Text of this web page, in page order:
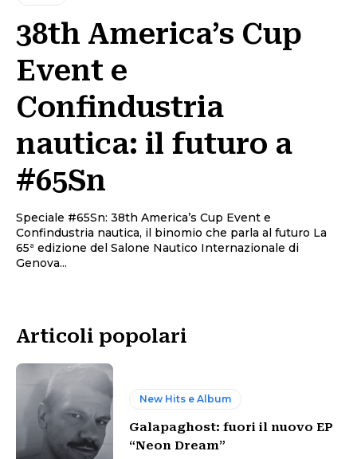
38th America’s Cup
Event e
Confindustria
nautica: il futuro a
#65Sn
Speciale #65Sn: 38th America’s Cup Event e
Confindustria nautica, il binomio che parla al futuro La
65ª edizione del Salone Nautico Internazionale di
Genova...
Articoli popolari
New Hits e Album
Galapaghost: fuori il nuovo EP
“Neon Dream”